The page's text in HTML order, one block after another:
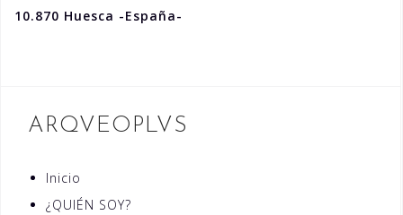
10.870 Huesca -España-
ARQVEOPLVS
Inicio
¿QUIÉN SOY?